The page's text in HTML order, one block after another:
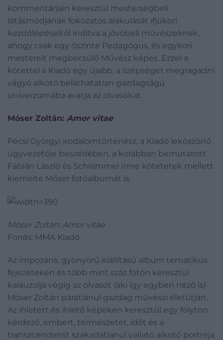
kommentárjain keresztül mesterségbeli
látásmódjának fokozatos alakulását ifjúkori
kezdőlépéseitől indítva a jövőbeli művészeknek,
ahogy csak egy őszinte Pedagógus, és egykori
mestereit megbecsülő Művész képes. Ezzel a
kötettel a Kiadó egy újabb, a szépséget megragadni
vágyó alkotó beláthatatlan gazdagságú
univerzumába avatja az olvasókat.
Móser Zoltán: Amor vitae
Pécsi Györgyi irodalomtörténész, a Kiadó leköszönő
ügyvezetője beszédében, a korábban bemutatott
Fábián László és Schrammel Imre kötetetek mellett
kiemelte Móser fotóalbumát is.
Móser Zoltán: Amor vitae
Forrás: MMA Kiadó
Az impozáns, gyönyörű kiállítású album tematikus
fejezeteken és több mint száz fotón keresztül
kalauzolja végig az olvasót (aki így egyben néző is)
Móser Zoltán páratlanul gazdag művészi életútján.
Az ihletett és ihlető képeken keresztül egy folyton
kérdező, embert, természetet, időt és a
transzcendenst szakadatlanul vallató alkotó portréja